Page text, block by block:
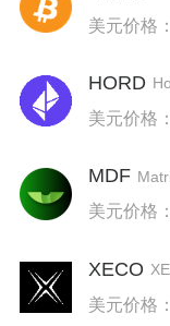
美元价格
HORD
美元价格
MDF
美元价格
XECO
美元价格